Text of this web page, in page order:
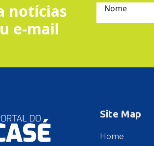
notícias
e-mail
Nome
Site Map
Home